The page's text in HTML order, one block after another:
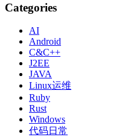
Categories
AI
Android
C&C++
J2EE
JAVA
Linux运维
Ruby
Rust
Windows
代码日常